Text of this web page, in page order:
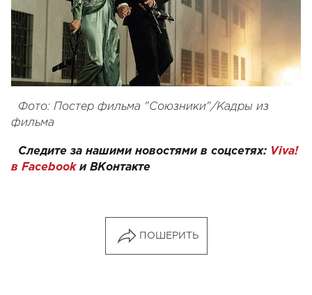
Фото: Постер фильма "Союзники"/Кадры из
фильма
Следите за нашими новостями в соцсетях: Viva!
в Facebookи ВКонтакте
ПОШЕРИТЬ